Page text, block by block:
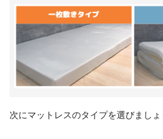
次にマットレスのタイプを選びましょ